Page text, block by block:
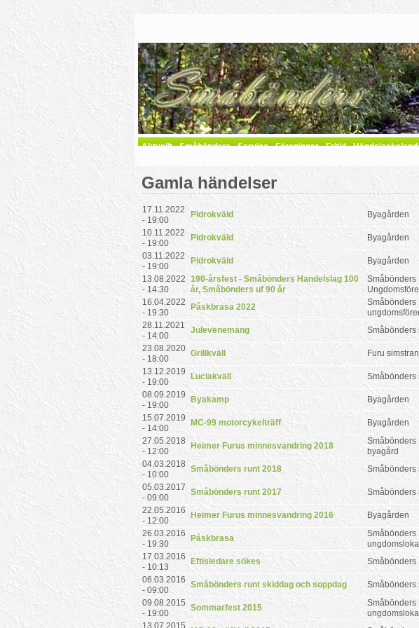
Gamla händelser
17.11.2022
- 19:00
Pidrokväld Byagården
10.11.2022
- 19:00
Pidrokväld Byagården
03.11.2022
- 19:00
Pidrokväld Byagården
13.08.2022
- 14:30
190-årsfest - Småbönders Handelslag 100
år, Småbönders uf 90 år
Småbönders
16.04.2022
- 19:30
Påskbrasa 2022
Småbönders
28.11.2021
- 14:00
Julevenemang Småbönders
23.08.2020
- 18:00
Grillkväll Furu
13.12.2019
- 19:00
Luciakväll Småbönders
08.09.2019
- 19:00
Byakamp Byagården
15.07.2019
- 14:00
MC-99 motorcykelträff Byagården
27.05.2018
- 12:00
Heimer Furus minnesvandring 2018
Småbönders
byagård
04.03.2018
- 10:00
Småbönders runt 2018 Småbönders
05.03.2017
- 09:00
Småbönders runt 2017 Småbönders
22.05.2016
- 12:00
Heimer Furus minnesvandring 2016 Byagården
26.03.2016
- 19:30
Påskbrasa
Småbönders
ungdomslokal
17.03.2016
- 10:13
Eftisledare sökes Småbönders
06.03.2016
- 09:00
Småbönders runt skiddag och soppdag Småbönders
09.08.2015
- 19:00
Sommarfest 2015
Småbönders
ungdomslokal
13.07.2015
Aktuellt Småbönders Service Föreningar Fritid